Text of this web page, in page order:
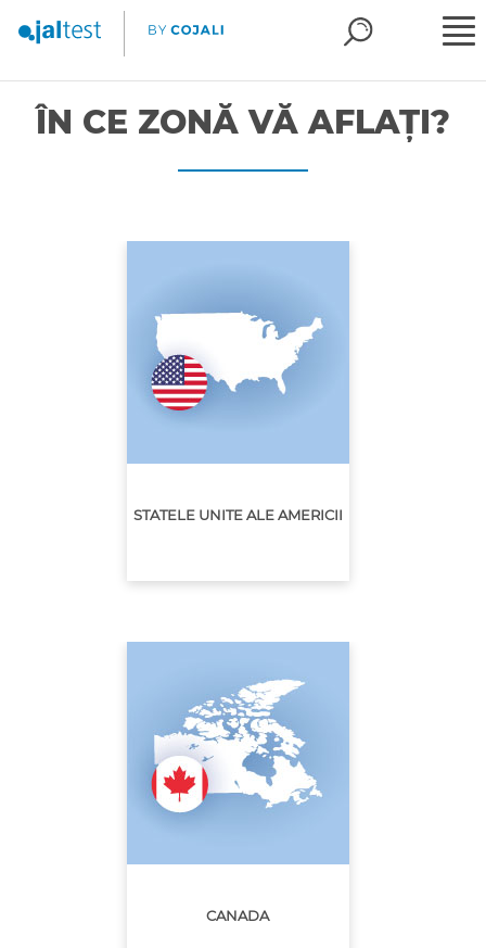
ÎN CE ZONĂ VĂ AFLAȚI?
STATELE UNITE ALE AMERICII
CANADA